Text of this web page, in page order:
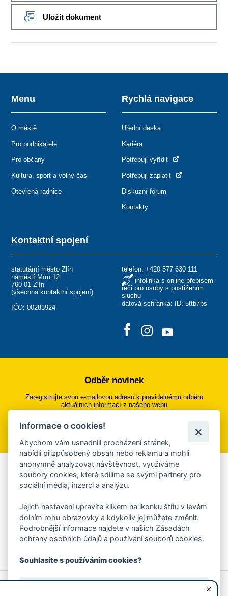
Uložit dokument
Kontaktní spojení
statutární město Zlín
náměstí Míru 12
760 01 Zlín
(všechna kontaktní spojení)
IČO: 00283924
telefon: +420 577 630 111
infolinka s online přepisem
řeči pro osoby s postižením
sluchu
datová schránka: ID: 5ttb7bs
Menu
O městě
Pro podnikatele
Pro občany
Kultura, sport a volný čas
Otevřená radnice
Rychlá navigace
Úřední deska
Kariéra
Potřebuji vyřídit
Potřebuji zaplatit
Diskuzní fórum
Kontakty
Odběr novinek
Zaregistrujte svou e-mailovou adresu k pravidelnému odběru
aktuálních informací z našeho webu
Přihlásit se k odběru
Aplikace Mobilní rozhlas
Chcete dostávat do svého mobilu či mailu upozornění na
ankety, pozvánky na kulturní a sportovní akce?
Více informací o aplikaci
© 2026 Magistrát města Zlína
Prohlášení o používání cookies
Informace o cookies!
Abychom vám usnadnili procházení stránek,
nabídli přizpůsobený obsah nebo reklamu a mohli
anonymně analyzovat návštěvnost, využíváme
soubory cookies, které sdílíme se svými partnery pro
sociální média, inzerci a analýzu.
Jejich nastavení upravíte klikem na ikonku štítu v levém
dolním rohu obrazovky a kdykoliv jej můžete změnit.
Podrobnější informace najdete v našich Zásadách
ochrany osobních údajů a používání souborů cookies.
Souhlasíte s používáním cookies?